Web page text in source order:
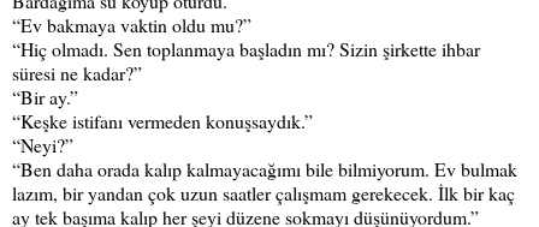
“Ev bakmaya vaktin oldu mu?”
“Hiç olmadı. Sen toplanmaya başladın mı? Sizin şirkette ihbar
süresi ne kadar?”
“Bir ay.”
“Keşke istifanı vermeden konuşsaydık.”
“Neyi?”
“Ben daha orada kalıp kalmayacağımı bile bilmiyorum. Ev bulmak
lazım, bir yandan çok uzun saatler çalışmam gerekecek. İlk bir kaç
ay tek başıma kalıp her şeyi düzene sokmayı düşünüyordum.”